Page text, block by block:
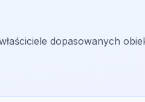
dopasowanych